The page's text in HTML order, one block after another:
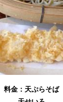
料金：天ぷらそば